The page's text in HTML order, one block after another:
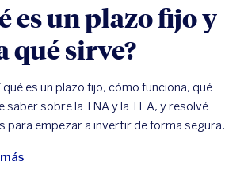
es un plazo fijo y
qué sirve?
es un plazo fijo, cómo funciona, qué
saber sobre la TNA y la TEA, y resolvé
para empezar a invertir de forma segura.